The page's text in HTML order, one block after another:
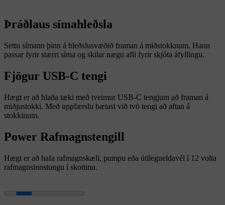
Þráðlaus símahleðsla
Settu símann þinn á hleðslusvæðið framan á miðstokknum. Hann
passar fyrir stærri síma og skilar nægu afli fyrir skjóta áfyllingu.
Fjögur USB-C tengi
Hægt er að hlaða tæki með tveimur USB-C tengjum að framan á
miðjustokki. Með uppfærslu bætast við tvö tengi að aftan á
stokkinum.
Power Rafmagnstengill
Hægt er að hafa rafmagnskæli, pumpu eða útilegueldavél í 12 volta
rafmagnsinnstungu í skottinu.